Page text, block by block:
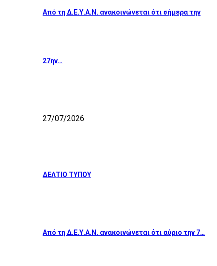
Από τη Δ.Ε.Υ.Α.Ν. ανακοινώνεται ότι σήμερα την
27ην…
27/07/2026
ΔΕΛΤΙΟ ΤΥΠΟΥ
Από τη Δ.Ε.Υ.Α.Ν. ανακοινώνεται ότι αύριο την 7…